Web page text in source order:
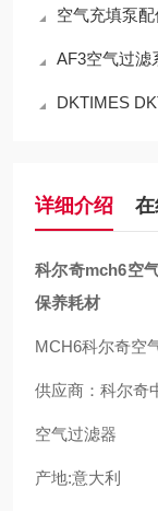
空气充填泵
AF3空气过滤
DKTIMES DKT-
详细介绍
科尔奇mch6空
保养耗材
MCH6科尔奇空
供应商：科尔奇
空气过滤器
产地:意大利